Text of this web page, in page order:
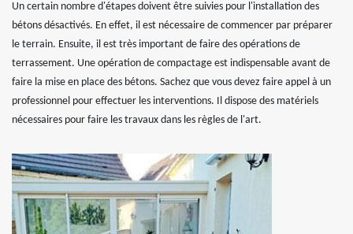
Un certain nombre d'étapes doivent être suivies pour l'installation des
bétons désactivés. En effet, il est nécessaire de commencer par préparer
le terrain. Ensuite, il est très important de faire des opérations de
terrassement. Une opération de compactage est indispensable avant de
faire la mise en place des bétons. Sachez que vous devez faire appel à un
professionnel pour effectuer les interventions. Il dispose des matériels
nécessaires pour faire les travaux dans les règles de l'art.